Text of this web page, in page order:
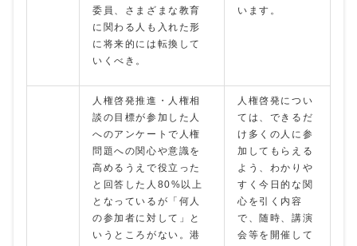
委員、さまざまな教育
に関わる人も入れた形
に将来的には転換して
いくべき。
います。
人権啓発推進・人権相
談の目標が参加した人
へのアンケートで人権
問題への関心や意識を
高めるうえで役立った
と回答した人80%以上
となっているが「何人
の参加者に対して」と
いうところがない。港
人権啓発につい
ては、できるだ
け多くの人に参
加してもらえる
よう、わかりや
すく今日的な関
心を引く内容
で、随時、講演
会等を開催して